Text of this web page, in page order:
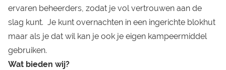
ervaren beheerders, zodat je vol vertrouwen aan de
slag kunt. Je kunt overnachten in een ingerichte blokhut
maar als je dat wil kan je ook je eigen kampeermiddel
gebruiken.
Wat bieden wij?